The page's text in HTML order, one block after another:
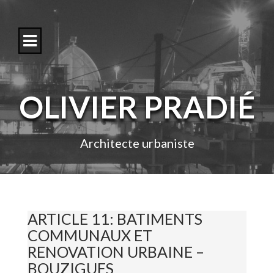
o
c
n
e
OLIVIER PRADIÉ
Architecte urbaniste
ARTICLE 11: BATIMENTS
COMMUNAUX ET
RENOVATION URBAINE –
BOUZIGUES